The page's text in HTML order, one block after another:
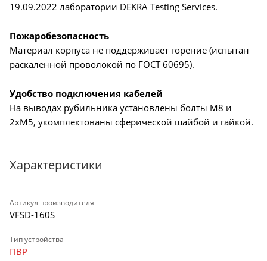
19.09.2022 лаборатории DEKRA Testing Services.
Пожаробезопасность
Материал корпуса не поддерживает горение (испытан
раскаленной проволокой по ГОСТ 60695).
Удобство подключения кабелей
На выводах рубильника установлены болты М8 и
2хМ5, укомплектованы сферической шайбой и гайкой.
Характеристики
Артикул производителя
VFSD-160S
Тип устройства
ПВР